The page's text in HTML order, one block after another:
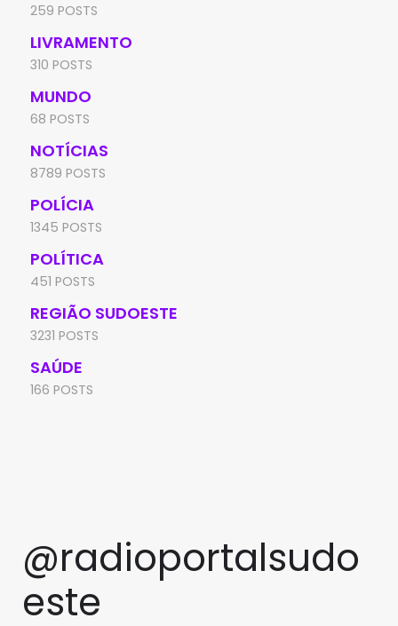
259 POSTS
LIVRAMENTO
310 POSTS
MUNDO
68 POSTS
NOTÍCIAS
8789 POSTS
POLÍCIA
1345 POSTS
POLÍTICA
451 POSTS
REGIÃO SUDOESTE
3231 POSTS
SAÚDE
166 POSTS
@radioportalsudo
este